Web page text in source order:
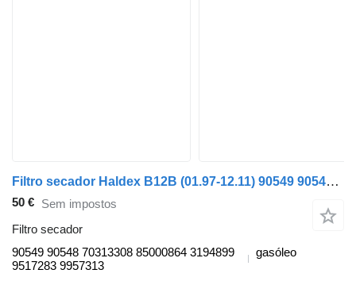
Filtro secador Haldex B12B (01.97-12.11) 90549 90548 para autocarro Volvo B6, B7, B9, B10, B12 bus (1978-2011)
50 € Sem impostos
Filtro secador
90549 90548 70313308 85000864 3194899
9517283 9957313
gasóleo